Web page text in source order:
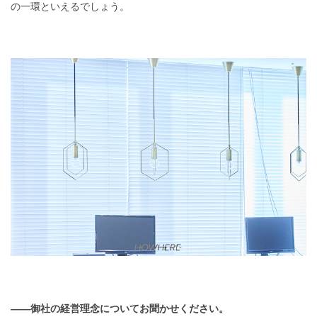
の一環といえるでしょう。
——御社の経営理念についてお聞かせください。